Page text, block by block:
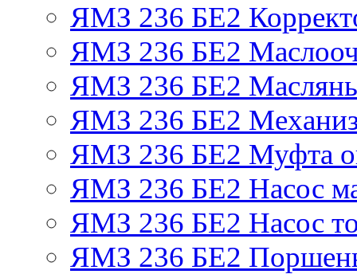
ЯМЗ 236 БЕ2
ЯМЗ 236 БЕ2
ЯМЗ 236 БЕ2
ЯМЗ 236 БЕ2
ЯМЗ 236 БЕ2 Муфта
ЯМЗ 236 БЕ2 Насос
ЯМЗ 236 БЕ2 Насос
ЯМЗ 236 БЕ2